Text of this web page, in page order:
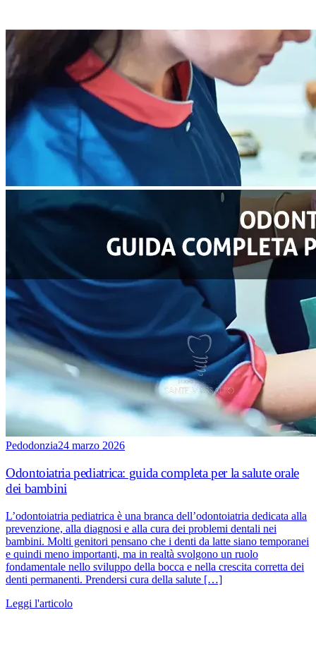
Pedodonzia24 marzo 2026
Odontoiatria pediatrica: guida completa per la salute orale
dei bambini
L’odontoiatria pediatrica è una branca dell’odontoiatria dedicata alla
prevenzione, alla diagnosi e alla cura dei problemi dentali nei
bambini. Molti genitori pensano che i denti da latte siano temporanei
e quindi meno importanti, ma in realtà svolgono un ruolo
fondamentale nello sviluppo della bocca e nella crescita corretta dei
denti permanenti. Prendersi cura della salute […]
Leggi l'articolo